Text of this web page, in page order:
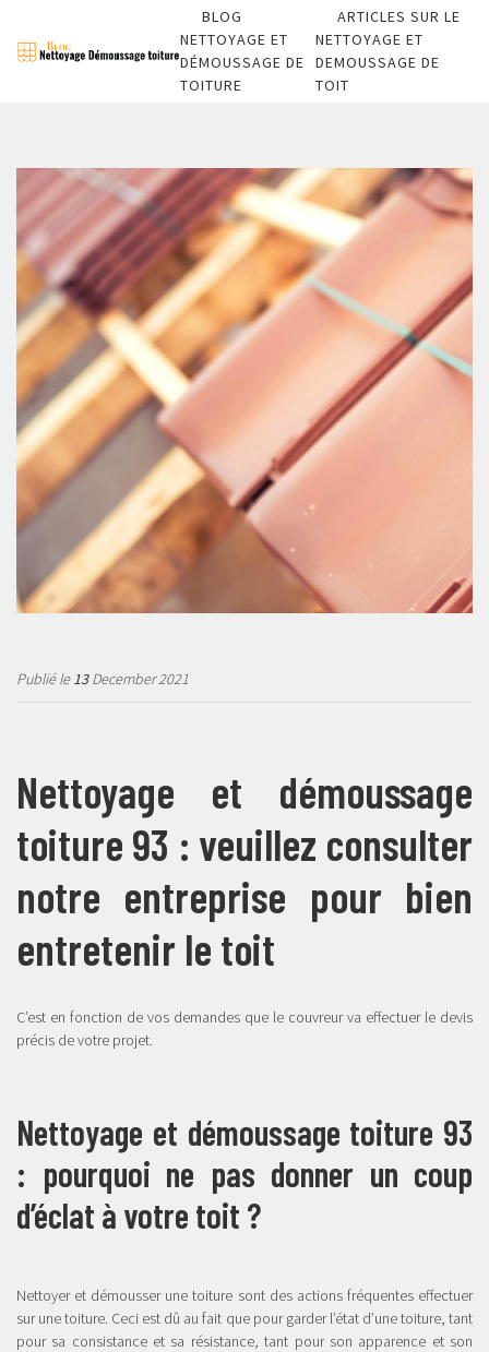
BLOG
NETTOYAGE ET
DÉMOUSSAGE DE
TOITURE
ARTICLES SUR LE
NETTOYAGE ET
DEMOUSSAGE DE
TOIT
Publié le13December 2021
Nettoyage et démoussage
toiture 93 : veuillez consulter
notre entreprise pour bien
entretenir le toit
C’est en fonction de vos demandes que le couvreur va effectuer le devis
précis de votre projet.
Nettoyage et démoussage toiture 93
: pourquoi ne pas donner un coup
d’éclat à votre toit ?
Nettoyer et démousser une toiture sont des actions fréquentes effectuer
sur une toiture. Ceci est dû au fait que pour garder l’état d’une toiture, tant
pour sa consistance et sa résistance, tant pour son apparence et son